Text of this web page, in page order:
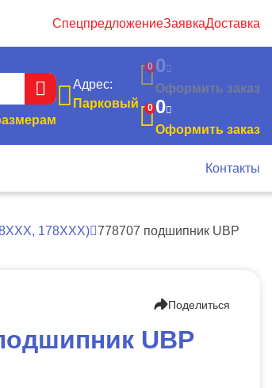
СпецпредложениеЗаявкаДоставка
Адрес:
Парковый
0 0
Оформить заказ
0 0
Оформить заказ
Контакты
178ХХХ) 778707 подшипник UBP
Поделиться
UBP